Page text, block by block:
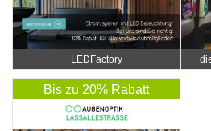
LEDFactory
Bis zu 20% Rabatt